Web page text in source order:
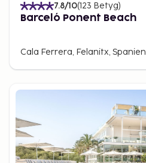
7.8/10(123 Betyg)
Barceló Ponent Beach
Cala Ferrera, Felanitx, Spanien